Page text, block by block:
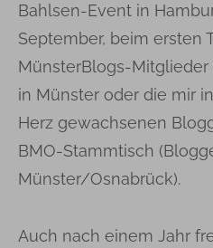
Bahlsen-Event in
September, beim ersten
MünsterBlogs-
in Münster oder die mir
Herz gewachsenen
BMO-Stammtisch
Münster/Osnabrück).
Auch nach einem Jahr